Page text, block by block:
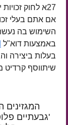
27א לחוק זכויות יוצרים, התשס"ח–2007.
אם אתם בעלי
השימוש בה
באמצעות דוא"ל
בעלות ביצירה
שיתווסף
המגזינים
'גבעתיים